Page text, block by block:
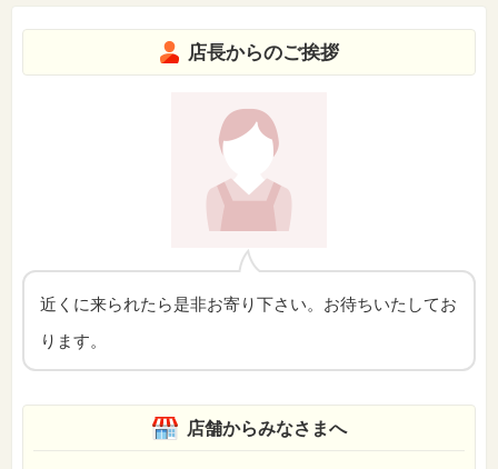
店長からのご挨拶
近くに来られたら是非お寄り下さい。お待ちいたしてお
ります。
店舗からみなさまへ